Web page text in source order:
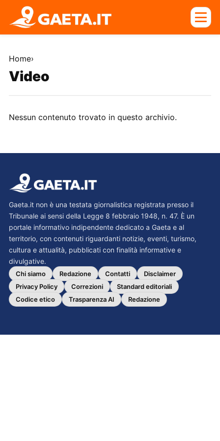
Home›
Video
Nessun contenuto trovato in questo archivio.
Gaeta.it non è una testata giornalistica registrata presso il
Tribunale ai sensi della Legge 8 febbraio 1948, n. 47. È un
portale informativo indipendente dedicato a Gaeta e al
territorio, con contenuti riguardanti notizie, eventi, turismo,
cultura e attualità, pubblicati con finalità informative e
divulgative.
Chi siamo Redazione Contatti
Disclaimer
Privacy Policy
Correzioni
Standard editoriali
Codice etico
Trasparenza AI Redazione